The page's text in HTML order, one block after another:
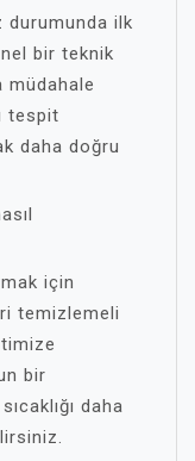
durumunda ilk
bir teknik
müdahale
tespit
daha doğru
için
temizlemeli
bir
daha